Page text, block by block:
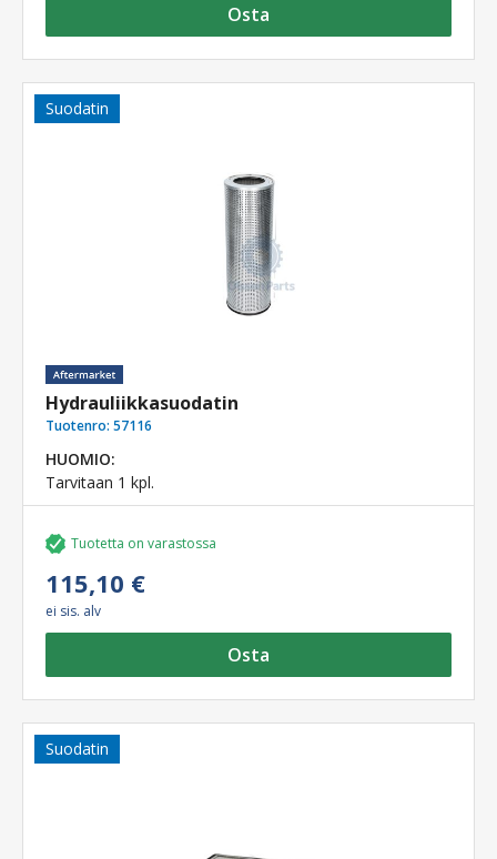
Osta
Suodatin
Hydrauliikkasuodatin
Tuotenro: 57116
HUOMIO:
Tarvitaan 1 kpl.
Tuotetta on varastossa
115,10 €
ei sis. alv
Osta
Suodatin